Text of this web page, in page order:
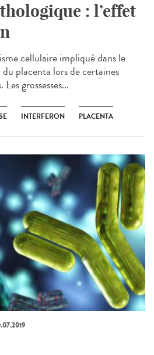
: l’effet
cellulaire impliqué dans le
placenta lors de certaines
grossesses...
INTERFERON PLACENTA